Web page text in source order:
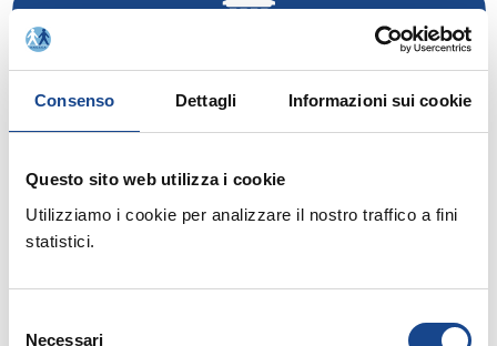
Consenso Dettagli Informazioni sui cookie
Questo sito web utilizza i cookie
Utilizziamo i cookie per analizzare il nostro traffico a fini
statistici.
Necessari
Rinnovo adesione Comuni anno 2020